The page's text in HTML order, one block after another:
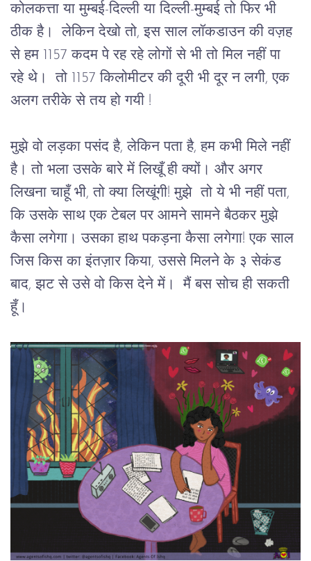
कोलकत्ता या मुम्बई-दिल्ली या दिल्ली-मुम्बई तो फिर भी
ठीक है।  लेकिन देखो तो, इस साल लॉकडाउन की वज़ह
से हम 1157 कदम पे रह रहे लोगों से भी तो मिल नहीं पा
रहे थे।  तो 1157 किलोमीटर की दूरी भी दूर न लगी, एक
अलग तरीके से तय हो गयी !
मुझे वो लड़का पसंद है, लेकिन पता है, हम कभी मिले नहीं
है। तो भला उसके बारे में लिखूँ ही क्यों। और अगर
लिखना चाहूँ भी, तो क्या लिखूंगी! मुझे  तो ये भी नहीं पता,
कि उसके साथ एक टेबल पर आमने सामने बैठकर मुझे
कैसा लगेगा। उसका हाथ पकड़ना कैसा लगेगा! एक साल
जिस किस का इंतज़ार किया, उससे मिलने के ३ सेकंड
बाद, झट से उसे वो किस देने में।  मैं बस सोच ही सकती
हूँ।